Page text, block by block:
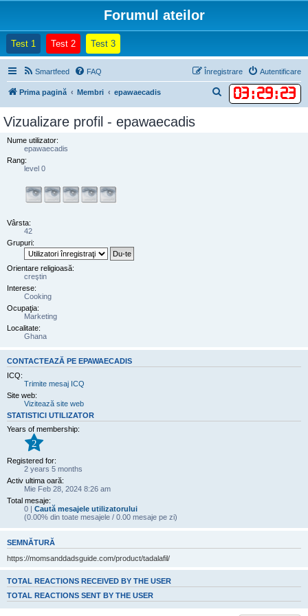
Forumul ateilor
Test 1 (Opens a new tab)
Test 2(Opens a new tab)
Test 3(Opens a new tab)
Smartfeed FAQ Autentificare
Înregistrare
Prima pagină Membri epawaecadis 03:29:23
ă
Vizualizare profil - epawaecadis
Nume utilizator:
epawaecadis
Rang:
level 0
Vârsta:
42
Grupuri:
Orientare religioasă:
creştin
Interese:
Cooking
Ocupaţia:
Marketing
Localitate:
Ghana
CONTACTEAZĂ PE EPAWAECADIS
ICQ:
Trimite mesaj ICQ
Site web:
Vizitează site web
STATISTICI UTILIZATOR
Years of membership:
2
Registered for:
2 years 5 months
Activ ultima oară:
Mie Feb 28, 2024 8:26 am
Total mesaje:
0 | Caută mesajele utilizatorului
(0.00% din toate mesajele / 0.00 mesaje pe zi)
SEMNĂTURĂ
https://momsanddadsguide.com/product/tadalafil/
TOTAL REACTIONS RECEIVED BY THE USER
TOTAL REACTIONS SENT BY THE USER